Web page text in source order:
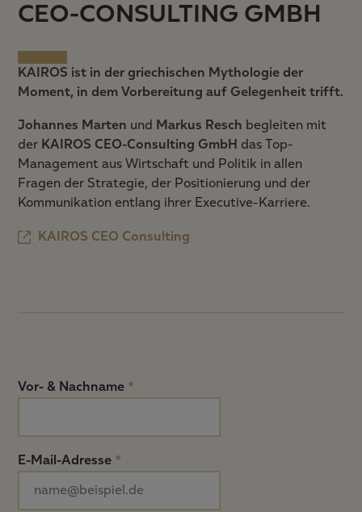
CEO-CONSULTING GMBH
KAIROS ist in der griechischen Mythologie der
Moment, in dem Vorbereitung auf Gelegenheit trifft.
Johannes Marten und Markus Resch begleiten mit
der KAIROS CEO-Consulting GmbH das Top-
Management aus Wirtschaft und Politik in allen
Fragen der Strategie, der Positionierung und der
Kommunikation entlang ihrer Executive-Karriere.
KAIROS CEO Consulting
Vor- & Nachname *
E-Mail-Adresse *